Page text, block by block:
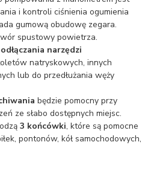
i kontroli ciśnienia ogumienia
gumową obudowę zegara.
spustowy powietrza.
narzędzi
natryskowych, innych
lub do przedłużania węży
będzie pomocny przy
ze słabo dostępnych miejsc.
3 końcówki, które są pomocne
pontonów, kół samochodowych,